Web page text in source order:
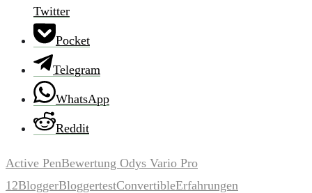
Twitter
Pocket
Telegram
WhatsApp
Reddit
Active PenBewertung Odys Vario Pro
12BloggerBloggertestConvertibleErfahrungen